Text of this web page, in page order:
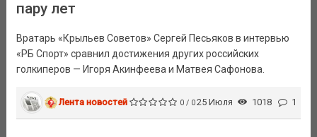
пару лет
Вратарь «Крыльев Советов» Сергей Песьяков в интервью
«РБ Спорт» сравнил достижения других российских
голкиперов — Игоря Акинфеева и Матвея Сафонова.
Лента новостей 0 / 025 Июля 1018 1